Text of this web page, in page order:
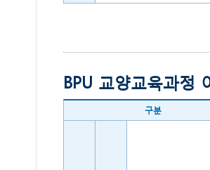
BPU 교양교육과정
구분